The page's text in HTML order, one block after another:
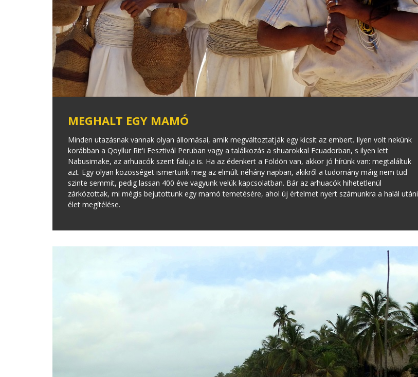
MEGHALT EGY MAMÓ
Minden utazásnak vannak olyan állomásai, amik megváltoztatják egy kicsit az embert. Ilyen volt nekünk
korábban a Qoyllur Rit'i Fesztivál Peruban vagy a találkozás a shuarokkal Ecuadorban, s ilyen lett
Nabusimake, az arhuacók szent faluja is. Ha az édenkert a Földön van, akkor jó hírünk van: megtaláltuk
azt. Egy olyan közösséget ismertünk meg az elmúlt néhány napban, akikről a tudomány máig nem tud
szinte semmit, pedig lassan 400 éve vagyunk velük kapcsolatban. Bár az arhuacók hihetetlenül
zárkózottak, mi mégis bejutottunk egy mamó temetésére, ahol új értelmet nyert számunkra a halál utáni
élet megítélése.